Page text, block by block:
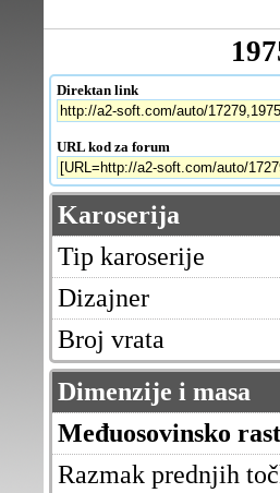
Direktan link
URL kod za forum
Karoserija
Tip karoserije
Dizajner
Broj vrata
Dimenzije i masa
Međuosovinsko
Razmak prednjih